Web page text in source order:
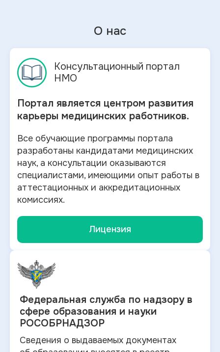
О нас
Консультационный портал
НМО
Портал является центром развития
карьеры медицинских работников.
Все обучающие программы портала
разработаны кандидатами медицинских
наук, а консультации оказываются
специалистами, имеющими опыт работы в
аттестационных и аккредитационных
комиссиях.
Лицензия
Федеральная служба по надзору в
сфере образования и науки
РОСОБРНАДЗОР
Сведения о выдаваемых документах